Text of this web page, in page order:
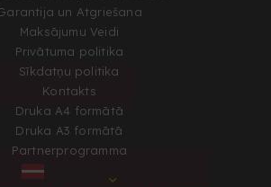
un Atgriešana
Maksājumu Veidi
Privātuma politika
Sīkdatņu politika
Kontakts
Druka A4 formātā
Druka A3 formātā
Partnerprogramma